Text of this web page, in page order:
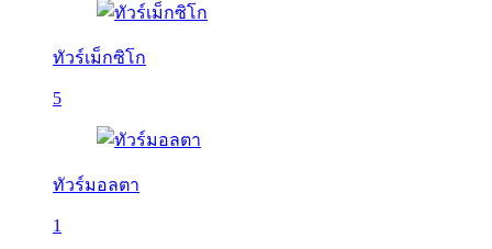
ทัวร์เม็กซิโก
5
ทัวร์มอลตา
1